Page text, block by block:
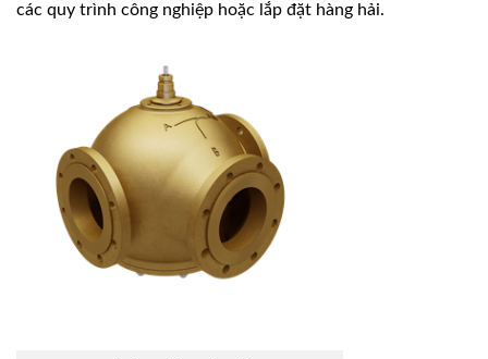
các quy trình công nghiệp hoặc lắp đặt hàng hải.